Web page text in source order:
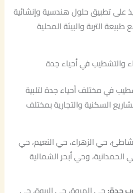
على تطبيق حلول هندسية وإنشائية
التربة والبيئة المحلية
والتشطيب في أحياء جدة
في مختلف أحياء جدة لتلبية
السكنية والتجارية بمختلف
حي الزهراء، حي النعيم، حي
الحمدانية، وحي أبحر الشمالية